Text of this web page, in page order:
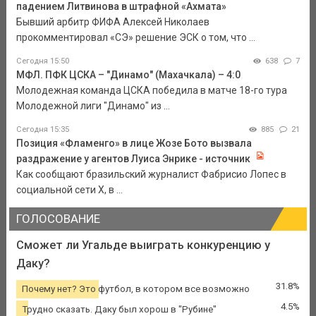
падением Литвинова в штрафной «Ахмата»
Бывший арбитр ФИФА Алексей Николаев
прокомментировал «СЭ» решение ЭСК о том, что ...
Сегодня 15:50 638 7
МФЛ. ПФК ЦСКА – "Динамо" (Махачкала) – 4:0
Молодежная команда ЦСКА победила в матче 18-го тура
Молодежной лиги "Динамо" из ...
Сегодня 15:35 885 21
Позиция «Фламенго» в лице Жозе Бото вызвала
раздражение у агентов Луиса Энрике - источник
Как сообщают бразильский журналист Фабрисио Лопес в
социальной сети Х, в ...
ГОЛОСОВАНИЕ
Сможет ли Угальде выиграть конкуренцию у
Даку?
Почему нет? Это футбол, в котором все возможно 31.8%
Трудно сказать. Даку был хорош в "Рубине" 4.5%